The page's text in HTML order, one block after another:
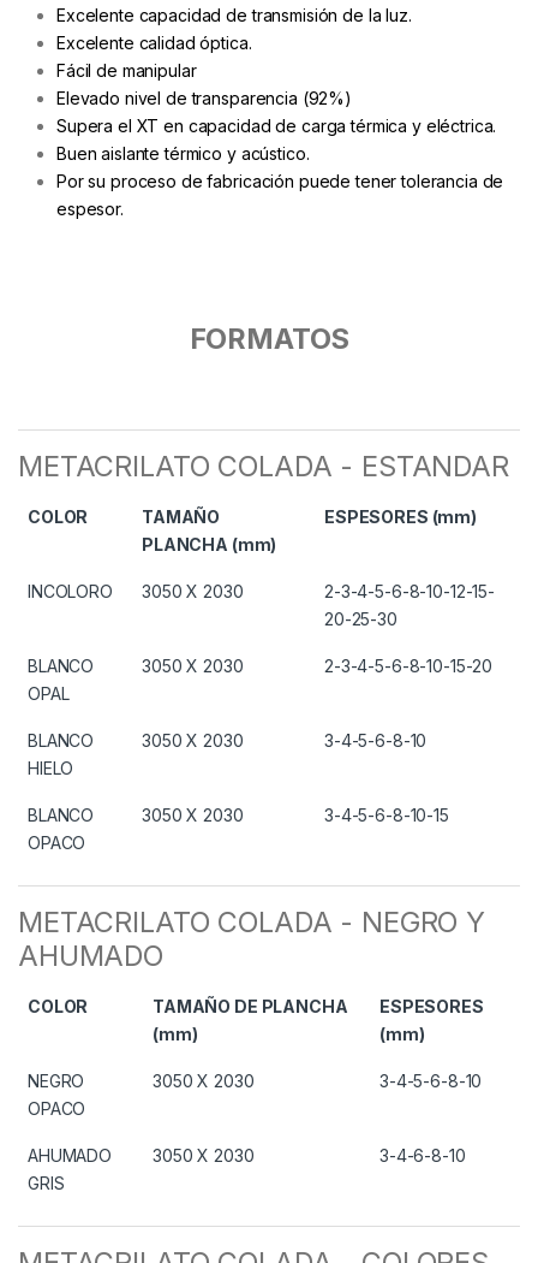
Excelente capacidad de transmisión de la luz.
Excelente calidad óptica.
Fácil de manipular
Elevado nivel de transparencia (92%)
Supera el XT en capacidad de carga térmica y eléctrica.
Buen aislante térmico y acústico.
Por su proceso de fabricación puede tener tolerancia de
espesor.
FORMATOS
METACRILATO COLADA - ESTANDAR
COLOR
TAMAÑO
PLANCHA (mm)
ESPESORES (mm)
INCOLORO 3050 X 2030
2-3-4-5-6-8-10-12-15-
20-25-30
BLANCO
OPAL
3050 X 2030 2-3-4-5-6-8-10-15-20
BLANCO
HIELO
3050 X 2030 3-4-5-6-8-10
BLANCO
OPACO
3050 X 2030 3-4-5-6-8-10-15
METACRILATO COLADA - NEGRO Y
AHUMADO
COLOR
TAMAÑO DE PLANCHA
(mm)
ESPESORES
(mm)
NEGRO
OPACO
3050 X 2030 3-4-5-6-8-10
AHUMADO
GRIS
3050 X 2030 3-4-6-8-10